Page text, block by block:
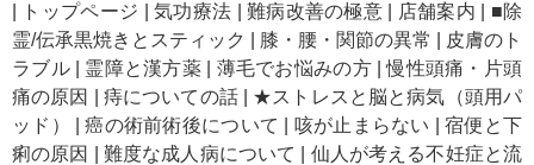
トップページ 気功療法 難病改善の極意 店舗案内
■除
霊/伝承黒焼きとスティック
膝・腰・関節の異常
皮膚のト
ラブル| 霊障と漢方薬 薄毛でお悩みの方|慢性頭痛・片頭
痛の原因
痔についての話| ★ストレスと脳と病気（頭用パ
ッド）
|癌の術前術後について 咳が止まらない |宿便と下
痢の原因
難度な成人病について
仙人が考える不妊症と流